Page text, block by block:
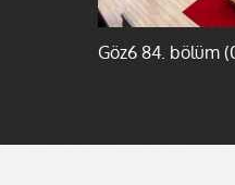
Göz6 84. bölüm